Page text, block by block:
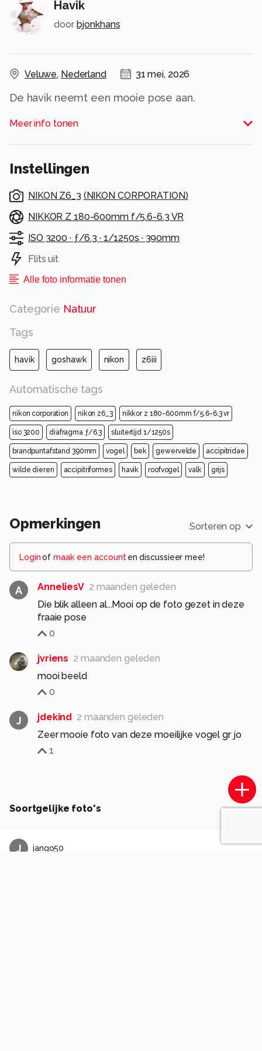
Havik
door bjonkhans
Veluwe, Nederland 31 mei, 2026
De havik neemt een mooie pose aan.
Alle rechten voorbehouden
Meer info tonen
Instellingen
NIKON Z6_3 ( NIKON CORPORATION)
NIKKOR Z 180-600mm f/5.6-6.3 VR
ISO 3200 · ƒ/6.3 · 1/1250s · 390mm
Flits uit
Alle foto informatie tonen
Categorie Natuur
Tags
havik goshawk nikon z6iii
Automatische tags
nikon corporation nikon z6_3 nikkor z 180-600mm f/5.6-6.3 vr
iso 3200 diafragma ƒ/6.3 sluitertijd 1/1250s
brandpuntafstand 390mm vogel bek gewervelde accipitridae
wilde dieren accipitriformes havik roofvogel valk grijs
Opmerkingen Sorteren op
Loginof maak een account en discussieer mee!
A AnneliesV 2 maanden geleden
Die blik alleen al...Mooi op de foto gezet in deze
fraaie pose
0
jvriens 2 maanden geleden
mooi beeld
0
J jdekind 2 maanden geleden
Zeer mooie foto van deze moeilijke vogel gr jo
1
Soortgelijke foto's
J jango50